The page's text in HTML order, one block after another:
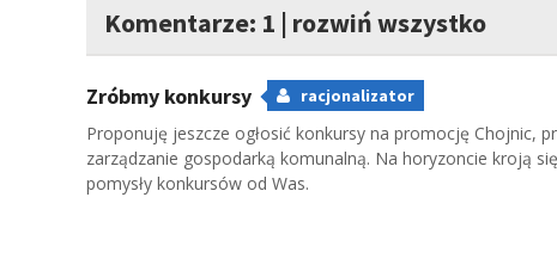
Komentarze: 1 | rozwiń wszystko
Zróbmy konkursy racjonalizator
Proponuję jeszcze ogłosić konkursy na promocję Chojnic,
zarządzanie gospodarką komunalną. Na horyzoncie kroją
pomysły konkursów od Was.